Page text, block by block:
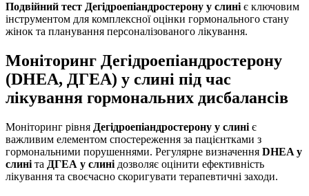
Подвійний тест Дегідроепіандростерону у слині є ключовим
інструментом для комплексної оцінки гормонального стану
жінок та планування персоналізованого лікування.
Моніторинг Дегідроепіандростерону
(DHEA, ДГЕА) у слині під час
лікування гормональних дисбалансів
Моніторинг рівня Дегідроепіандростерону у слині є
важливим елементом спостереження за пацієнтками з
гормональними порушеннями. Регулярне визначення DHEA у
слині та ДГЕА у слині дозволяє оцінити ефективність
лікування та своєчасно скоригувати терапевтичні заходи.